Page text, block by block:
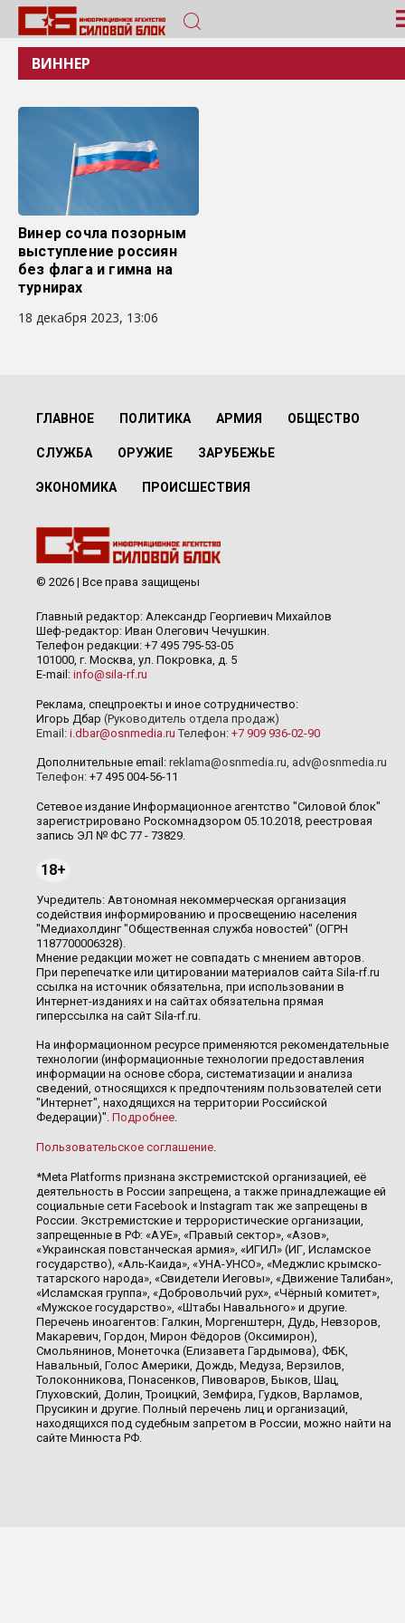
ВИННЕР
Винер сочла позорным
выступление россиян
без флага и гимна на
турнирах
18 декабря 2023, 13:06
ГЛАВНОЕ ПОЛИТИКА АРМИЯ ОБЩЕСТВО
СЛУЖБА ОРУЖИЕ ЗАРУБЕЖЬЕ
ЭКОНОМИКА ПРОИСШЕСТВИЯ
© 2026 | Все права защищены
Главный редактор: Александр Георгиевич Михайлов
Шеф-редактор: Иван Олегович Чечушкин.
Телефон редакции: +7 495 795-53-05
101000, г. Москва, ул. Покровка, д. 5
E-mail: info@sila-rf.ru
Реклама, спецпроекты и иное сотрудничество:
Игорь Дбар (Руководитель отдела продаж)
Email: i.dbar@osnmedia.ru Телефон: +7 909 936-02-90
Дополнительные email: reklama@osnmedia.ru, adv@osnmedia.ru
Телефон: +7 495 004-56-11
Сетевое издание Информационное агентство "Силовой блок"
зарегистрировано Роскомнадзором 05.10.2018, реестровая
запись ЭЛ № ФС 77 - 73829.
18+
Учредитель: Автономная некоммерческая организация
содействия информированию и просвещению населения
"Медиахолдинг "Общественная служба новостей" (ОГРН
1187700006328).
Мнение редакции может не совпадать с мнением авторов.
При перепечатке или цитировании материалов сайта Sila-rf.ru
ссылка на источник обязательна, при использовании в
Интернет-изданиях и на сайтах обязательна прямая
гиперссылка на сайт Sila-rf.ru.
На информационном ресурсе применяются рекомендательные
технологии (информационные технологии предоставления
информации на основе сбора, систематизации и анализа
сведений, относящихся к предпочтениям пользователей сети
"Интернет", находящихся на территории Российской
Федерации)". Подробнее.
Пользовательское соглашение.
*Meta Platforms признана экстремистской организацией, её
деятельность в России запрещена, а также принадлежащие ей
социальные сети Facebook и Instagram так же запрещены в
России. Экстремистские и террористические организации,
запрещенные в РФ: «АУЕ», «Правый сектор», «Азов»,
«Украинская повстанческая армия», «ИГИЛ» (ИГ, Исламское
государство), «Аль-Каида», «УНА-УНСО», «Меджлис крымско-
татарского народа», «Свидетели Иеговы», «Движение Талибан»,
«Исламская группа», «Добровольчий рух», «Чёрный комитет»,
«Мужское государство», «Штабы Навального» и другие.
Перечень иноагентов: Галкин, Моргенштерн, Дудь, Невзоров,
Макаревич, Гордон, Мирон Фёдоров (Оксимирон),
Смольянинов, Монеточка (Елизавета Гардымова), ФБК,
Навальный, Голос Америки, Дождь, Медуза, Верзилов,
Толоконникова, Понасенков, Пивоваров, Быков, Шац,
Глуховский, Долин, Троицкий, Земфира, Гудков, Варламов,
Прусикин и другие. Полный перечень лиц и организаций,
находящихся под судебным запретом в России, можно найти на
сайте Минюста РФ.